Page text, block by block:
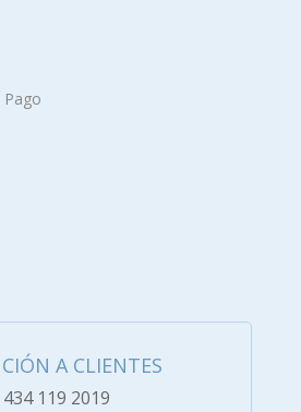
Pago
A CLIENTES
434 119 2019